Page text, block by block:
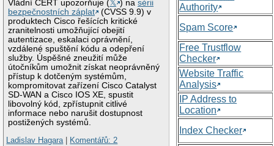
Vládní CERT upozorňuje (𝕏 ) nasérii
bezpečnostních záplat
(CVSS 9.9) v
produktech Cisco řešících kritické
zranitelnosti umožňující obejití
autentizace, eskalaci oprávnění,
vzdálené spuštění kódu a odepření
služby. Úspěšné zneužití může
útočníkům umožnit získat neoprávněný
přístup k dotčeným systémům,
kompromitovat zařízení Cisco Catalyst
SD-WAN a Cisco IOS XE, spustit
libovolný kód, zpřístupnit citlivé
informace nebo narušit dostupnost
postižených systémů.
Ladislav Hagara| Komentářů: 2
Authority
Spam Score
Free Trustflow
Checker
Website Traffic
Analysis
IP Address to
Location
Index Checker